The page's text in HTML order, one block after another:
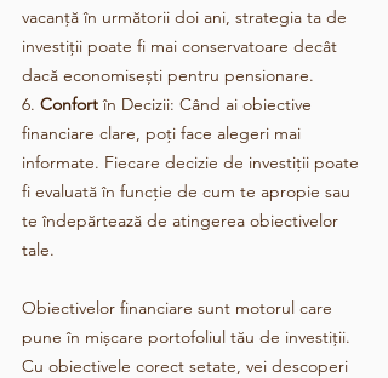
vacanță în următorii doi ani, strategia ta de
investiții poate fi mai conservatoare decât
dacă economisești pentru pensionare.
6. Confort în Decizii: Când ai obiective
financiare clare, poți face alegeri mai
informate. Fiecare decizie de investiții poate
fi evaluată în funcție de cum te apropie sau
te îndepărtează de atingerea obiectivelor
tale.
Obiectivelor financiare sunt motorul care
pune în mișcare portofoliul tău de investiții.
Cu obiectivele corect setate, vei descoperi